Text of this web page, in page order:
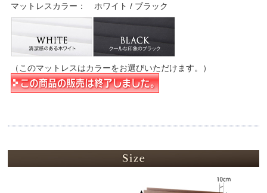
マットレスカラー： ホワイト / ブラック
（このマットレスはカラーをお選びいただけます。）